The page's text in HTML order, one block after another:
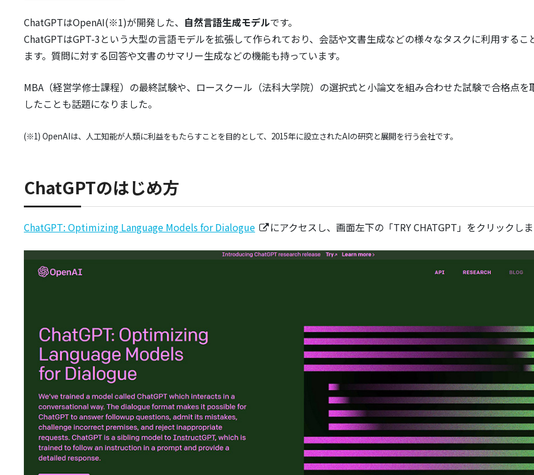
ChatGPTはOpenAI(※1)が開発した、 自然言語生成モデルです。
ChatGPTはGPT-3という大型の言語モデルを拡張して作られており、会話や文書生成などの様々なタスクに利用するこ
ます。質問に対する回答や文書のサマリー生成などの機能も持っています。
MBA（経営学修士課程）の最終試験や、ロースクール（法科大学院）の選択式と小論文を組み合わせた試験で合格点を
したことも話題になりました。
(※1) OpenAIは、人工知能が人類に利益をもたらすことを目的として、2015年に設立されたAIの研究と展開を行う会社です。
ChatGPTのはじめ方
ChatGPT: Optimizing Language Models for Dialogue にアクセスし、画面左下の「TRY CHATGPT」をクリックし